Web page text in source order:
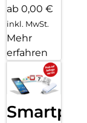
ab 0,00 €
inkl. MwSt.
Mehr
erfahren